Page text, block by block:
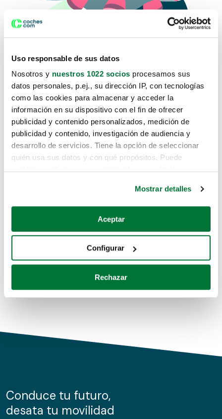
Uso responsable de sus datos
Nosotros y nuestros 1022 socios procesamos sus
datos personales, p.ej., su dirección IP, con tecnologías
como las cookies para almacenar y acceder la
información en su dispositivo con el fin de ofrecer
publicidad y contenido personalizados, medición de
publicidad y contenido, investigación de audiencia y
desarrollo de servicios. Tiene la opción de seleccionar
quién usa sus datos y con qué propósitos. Puede
Si lo permite, también quisiéramos:
Recopilar información sobre su ubicación geográfica
Identificar su dispositivo analizándolo activamente
para buscar características específicas (huellas
Obtenga más información sobre cómo se procesan sus
de cookies.
información sobre el uso que haga del sitio web con
nuestros partners de redes sociales, publicidad y análisis
Mostrar detalles
Aceptar
Configurar
Rechazar
Lo sentimos, no sabemos como
te hemos traido hasta aquí.
Pero puedes encontrar el coche que estás
buscando en alguno de estos enlaces:
Coches de segunda mano
Coches de km0
Conduce tu futuro,
desata tu movilidad